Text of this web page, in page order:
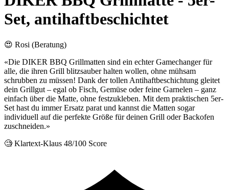
Set, antihaftbeschichtet
😍 Rosi (Beratung)
«Die DIKER BBQ Grillmatten sind ein echter Gamechanger für
alle, die ihren Grill blitzsauber halten wollen, ohne mühsam
schrubben zu müssen! Dank der tollen Antihaftbeschichtung gleitet
dein Grillgut – egal ob Fisch, Gemüse oder feine Garnelen – ganz
einfach über die Matte, ohne festzukleben. Mit dem praktischen 5er-
Set hast du immer Ersatz parat und kannst die Matten sogar
individuell auf die perfekte Größe für deinen Grill oder Backofen
zuschneiden.»
🧐 Klartext-Klaus 48/100 Score